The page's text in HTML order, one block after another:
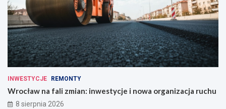
INWESTYCJE REMONTY
Wrocław na fali zmian: inwestycje i nowa organizacja ruchu
8 sierpnia 2026